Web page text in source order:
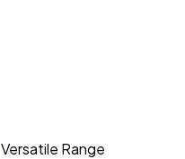
Versatile Range